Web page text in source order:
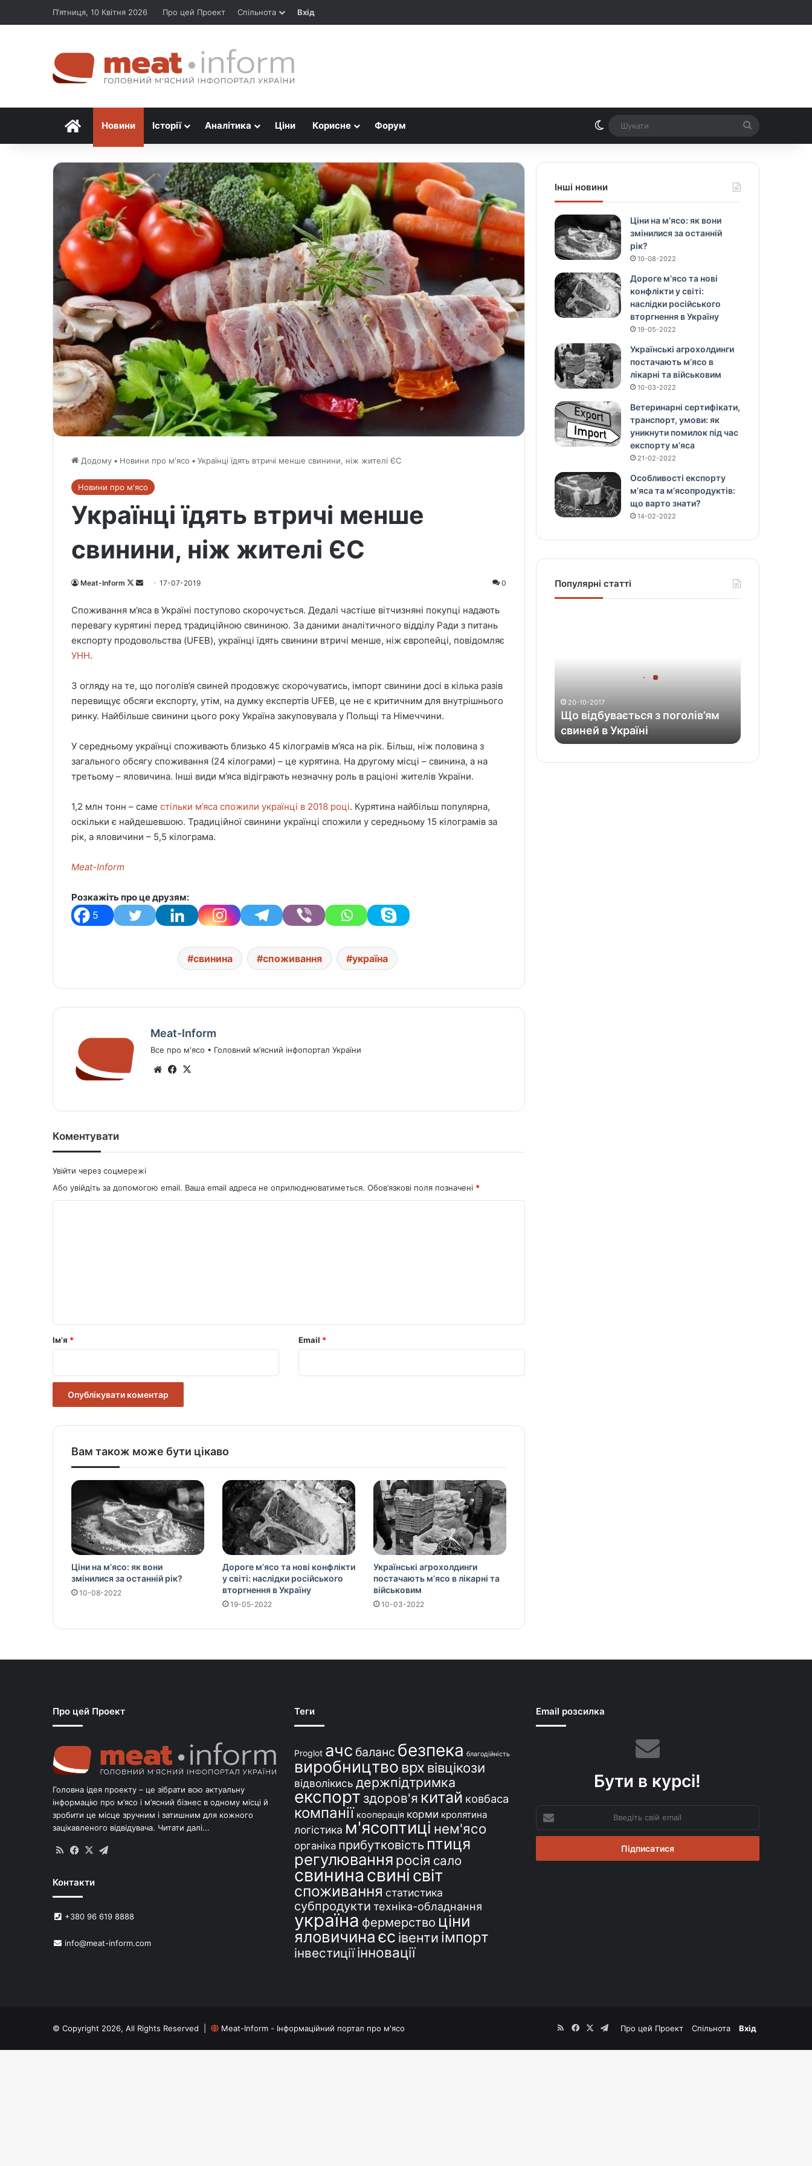
П’ятниця, 10 Квітня 2026 Про цей Проект Спільнота Вхід
ГоловнаНовини Історії Аналітика Ціни Корисне Форум Switch skin
Додому • Новини про м'ясо • Українці їдять втричі менше свинини, ніж жителі ЄС
Новини про м'ясо
Українці їдять втричі менше
свинини, ніж жителі ЄС
Meat-Inform
F
l
l
o
X
n
d
a
m
a
i
17-07-2019 0
Споживання м’яса в Україні поступово скорочується. Дедалі частіше вітчизняні покупці надають
перевагу курятині перед традиційною свининою. За даними аналітичного відділу Ради з питань
експорту продовольства (UFEB), українці їдять свинини втричі менше, ніж європейці, повідомляє
УНН.
З огляду на те, що поголів’я свиней продовжує скорочуватись, імпорт свинини досі в кілька разів
перевищує обсяги експорту, утім, на думку експертів UFEB, це не є критичним для внутрішнього
ринку. Найбільше свинини цього року Україна закуповувала у Польщі та Німеччини.
У середньому українці споживають близько 45 кілограмів м’яса на рік. Більш, ніж половина з
загального обсягу споживання (24 кілограми) – це курятина. На другому місці – свинина, а на
третьому – яловичина. Інші види м’яса відіграють незначну роль в раціоні жителів України.
1,2 млн тонн – саме стільки м’яса спожили українці в 2018 році. Курятина найбільш популярна,
оскільки є найдешевшою. Традиційної свинини українці спожили у середньому 15 кілограмів за
рік, а яловичини – 5,5 кілограма.
Meat-Inform
Розкажіть про це друзям:
5
свинина споживання україна
Meat-Inform
Все про м'ясо • Головний м’ясний інфопортал України
We Fa
ok
Коментувати
Увійти через соцмережі
Або увійдіть за допомогою email. Ваша email адреса не оприлюднюватиметься. Обов’язкові поля позначені *
рІм’я * Email *
Вам також може бути цікаво
Ціни на м’ясо: як вони
змінилися за останній рік?
10-08-2022
Дороге м’ясо та нові конфлікти
у світі: наслідки російського
вторгнення в Україну
19-05-2022
Українські агрохолдинги
постачають м’ясо в лікарні та
військовим
10-03-2022
Інші новини
Ціни на м’ясо: як вони
змінилися за останній
рік?
10-08-2022
Дороге м’ясо та нові
конфлікти у світі:
наслідки російського
вторгнення в Україну
19-05-2022
Українські агрохолдинги
постачають м’ясо в
лікарні та військовим
10-03-2022
Ветеринарні сертифікати,
транспорт, умови: як
уникнути помилок під час
експорту м’яса
21-02-2022
Особливості експорту
м’яса та м’ясопродуктів:
що варто знати?
14-02-2022
Популярні статті
т
20-10-2017
Що відбувається з поголів’ям
свиней в Україні
Про цей Проект
Головна ідея проекту – це зібрати всю актуальну
інформацію про м’ясо і м’ясний бізнес в одному місці й
зробити це місце зручним і затишним для кожного
зацікавленого відвідувача. Читати далі...
RSS Facebook
X
Контакти
+380 96 619 8888
info@meat-inform.com
Теги
Proglot ачс баланс безпека благодійність
виробництво врх вівцікози
відволікись держпідтримка
експорт здоров'я китай ковбаса
компанії кооперація корми кролятина
логістика м'ясоптиці нем'ясо
органіка прибутковість птиця
регулювання росія сало
свинина свині світ
споживання статистика
субпродукти техніка-обладнання
україна фермерство ціни
яловичинаєс івенти імпорт
інвестиції інновації
Email розсилка
Бути в курсі!
свій
email
© Copyright 2026, All Rights Reserved | Meat-Inform - Інформаційний портал про м'ясо Про цей Проект Спільнота Вхід
RSSFacebookTelegram